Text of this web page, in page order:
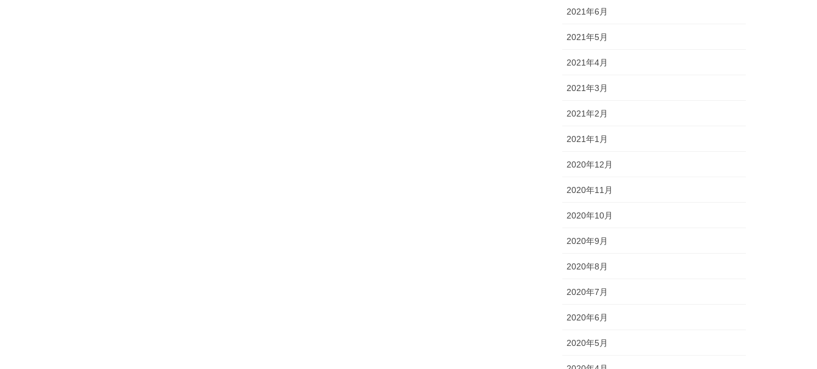
2021年6月
2021年5月
2021年4月
2021年3月
2021年2月
2021年1月
2020年12月
2020年11月
2020年10月
2020年9月
2020年8月
2020年7月
2020年6月
2020年5月